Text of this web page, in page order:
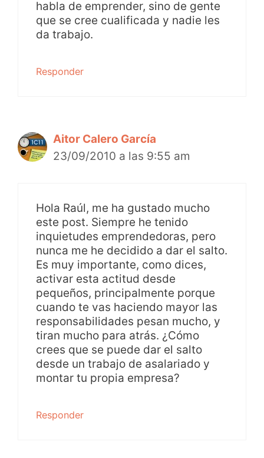
habla de emprender, sino de gente
que se cree cualificada y nadie les
da trabajo.
Responder
Aitor Calero García
23/09/2010 a las 9:55 am
Hola Raúl, me ha gustado mucho
este post. Siempre he tenido
inquietudes emprendedoras, pero
nunca me he decidido a dar el salto.
Es muy importante, como dices,
activar esta actitud desde
pequeños, principalmente porque
cuando te vas haciendo mayor las
responsabilidades pesan mucho, y
tiran mucho para atrás. ¿Cómo
crees que se puede dar el salto
desde un trabajo de asalariado y
montar tu propia empresa?
Responder